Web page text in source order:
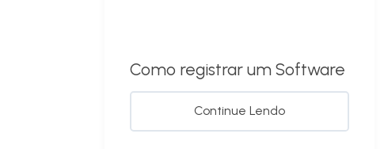
Como registrar um Software
Continue Lendo